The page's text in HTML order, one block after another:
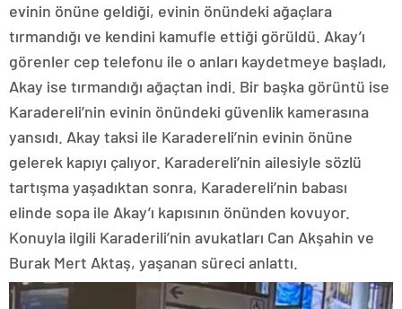
evinin önüne geldiği, evinin önündeki ağaçlara
tırmandığı ve kendini kamufle ettiği görüldü. Akay’ı
görenler cep telefonu ile o anları kaydetmeye başladı,
Akay ise tırmandığı ağaçtan indi. Bir başka görüntü ise
Karadereli’nin evinin önündeki güvenlik kamerasına
yansıdı. Akay taksi ile Karadereli’nin evinin önüne
gelerek kapıyı çalıyor. Karadereli’nin ailesiyle sözlü
tartışma yaşadıktan sonra, Karadereli’nin babası
elinde sopa ile Akay’ı kapısının önünden kovuyor.
Konuyla ilgili Karaderili’nin avukatları Can Akşahin ve
Burak Mert Aktaş, yaşanan süreci anlattı.